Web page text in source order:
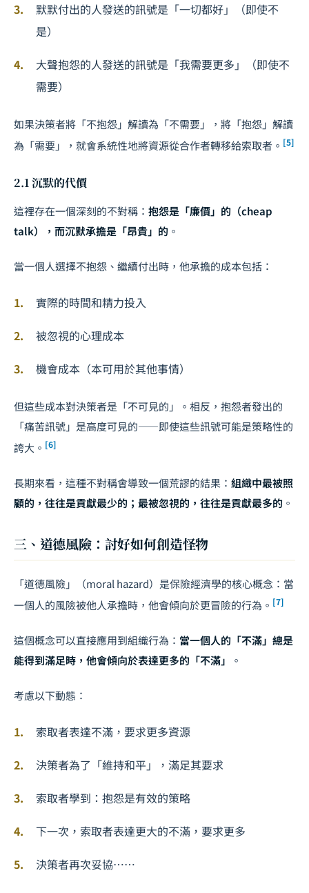
默默付出的人發送的訊號是「一切都好」（即使不
是）
大聲抱怨的人發送的訊號是「我需要更多」（即使不
需要）
如果決策者將「不抱怨」解讀為「不需要」，將「抱怨」解讀
為「需要」，就會系統性地將資源從合作者轉移給索取者。 [5]
2.1 沉默的代價
這裡存在一個深刻的不對稱： 抱怨是「廉價」的（cheap
talk），而沉默承擔是「昂貴」的 。
當一個人選擇不抱怨、繼續付出時，他承擔的成本包括：
實際的時間和精力投入
被忽視的心理成本
機會成本（本可用於其他事情）
但這些成本對決策者是「不可見的」。相反，抱怨者發出的
「痛苦訊號」是高度可見的——即使這些訊號可能是策略性的
誇大。 [6]
長期來看，這種不對稱會導致一個荒謬的結果： 組織中最被照
顧的，往往是貢獻最少的；最被忽視的，往往是貢獻最多的 。
三、道德風險：討好如何創造怪物
「道德風險」（moral hazard）是保險經濟學的核心概念：當
一個人的風險被他人承擔時，他會傾向於更冒險的行為。 [7]
這個概念可以直接應用到組織行為： 當一個人的「不滿」總是
能得到滿足時，他會傾向於表達更多的「不滿」
。
考慮以下動態：
索取者表達不滿，要求更多資源
決策者為了「維持和平」，滿足其要求
索取者學到：抱怨是有效的策略
下一次，索取者表達更大的不滿，要求更多
決策者再次妥協……